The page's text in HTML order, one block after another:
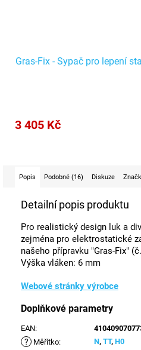
Gras-Fix - Sypač pro lepení
3 405 Kč
Popis Podobné (16) Diskuze
Detailní popis produktu
Pro realistický design luk a
zejména pro elektrostatické
našeho přípravku "Gras-Fix"
Výška vláken: 6 mm
Webové stránky výrobce
Doplňkové parametry
EAN:
? Měřítko: N, TT, H0